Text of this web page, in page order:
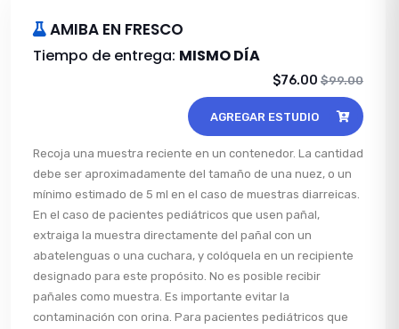
AMIBA EN FRESCO
Tiempo de entrega: MISMO DÍA
$76.00 $99.00
AGREGAR ESTUDIO
Recoja una muestra reciente en un contenedor. La cantidad
debe ser aproximadamente del tamaño de una nuez, o un
mínimo estimado de 5 ml en el caso de muestras diarreicas.
En el caso de pacientes pediátricos que usen pañal,
extraiga la muestra directamente del pañal con un
abatelenguas o una cuchara, y colóquela en un recipiente
designado para este propósito. No es posible recibir
pañales como muestra. Es importante evitar la
contaminación con orina. Para pacientes pediátricos que